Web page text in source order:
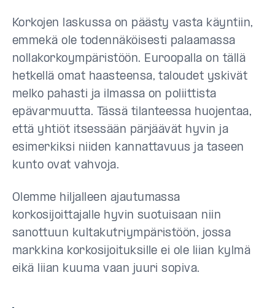
Korkojen laskussa on päästy vasta käyntiin,
emmekä ole todennäköisesti palaamassa
nollakorkoympäristöön. Euroopalla on tällä
hetkellä omat haasteensa, taloudet yskivät
melko pahasti ja ilmassa on poliittista
epävarmuutta. Tässä tilanteessa huojentaa,
että yhtiöt itsessään pärjäävät hyvin ja
esimerkiksi niiden kannattavuus ja taseen
kunto ovat vahvoja.
Olemme hiljalleen ajautumassa
korkosijoittajalle hyvin suotuisaan niin
sanottuun kultakutriympäristöön, jossa
markkina korkosijoituksille ei ole liian kylmä
eikä liian kuuma vaan juuri sopiva.